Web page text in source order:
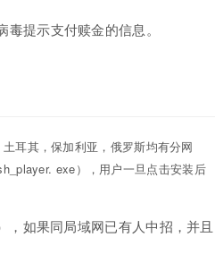
毒提示支付赎金的信息。
土耳其，保加利亚，俄罗斯均有分网
exe），用户一旦点击安装后
如果同局域网已有人中招，并且